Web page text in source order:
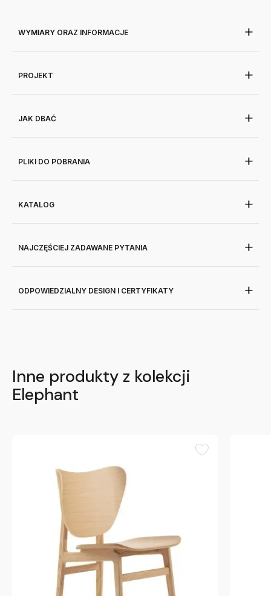
WYMIARY ORAZ INFORMACJE
PROJEKT
JAK DBAĆ
PLIKI DO POBRANIA
KATALOG
NAJCZĘŚCIEJ ZADAWANE PYTANIA
ODPOWIEDZIALNY DESIGN I CERTYFIKATY
Inne produkty z kolekcji
Elephant